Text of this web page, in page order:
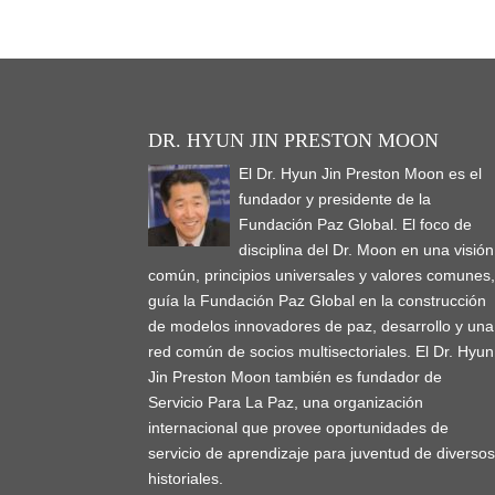
DR. HYUN JIN PRESTON MOON
El Dr. Hyun Jin Preston Moon es el
fundador y presidente de la
Fundación Paz Global. El foco de
disciplina del Dr. Moon en una visión
común, principios universales y valores comunes,
guía la Fundación Paz Global en la construcción
de modelos innovadores de paz, desarrollo y una
red común de socios multisectoriales. El Dr. Hyun
Jin Preston Moon también es fundador de
Servicio Para La Paz, una organización
internacional que provee oportunidades de
servicio de aprendizaje para juventud de diversos
historiales.